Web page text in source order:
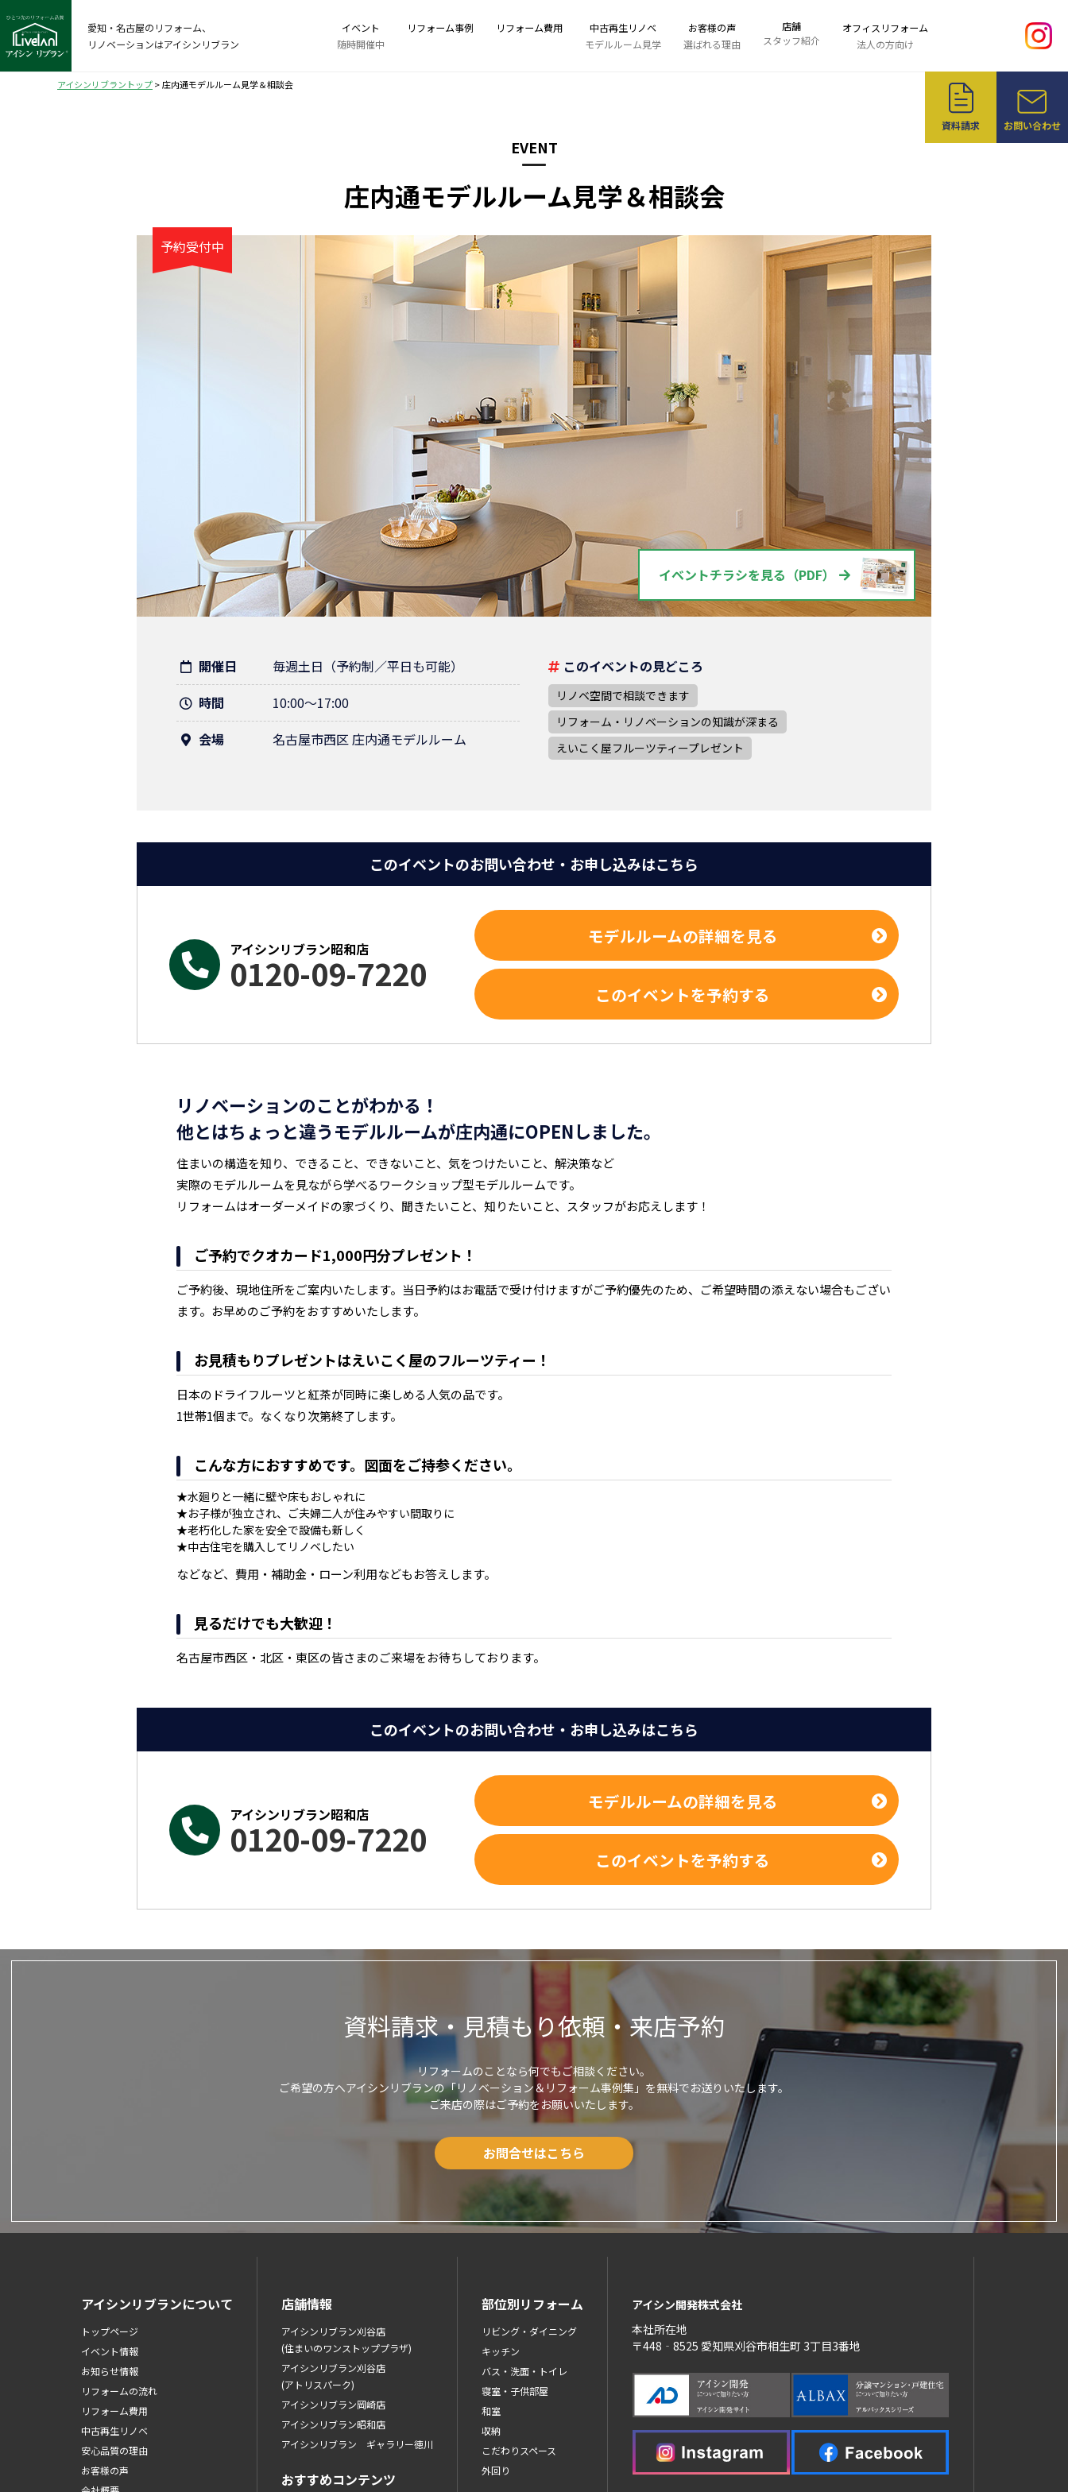
愛知・名古屋のリフォーム、
リノベーションはアイシンリブラン
イベント
随時開催中
リフォーム事例 リフォーム費用
中古再生リノベ
モデルルーム見学
お客様の声
選ばれる理由
店舗
スタッフ紹介
オフィスリフォーム
法人の方向け
資料請求 お問い合わせ
アイシンリブラントップ>庄内通モデルルーム見学＆相談会
EVENT
庄内通モデルルーム見学＆相談会
予約受付中
イベントチラシを見る（PDF）
開催日
毎週土日（予約制／平日も可能）
時間
10:00～17:00
会場
名古屋市西区 庄内通モデルルーム
このイベントの見どころ
リノベ空間で相談できます
リフォーム・リノベーションの知識が深まる
えいこく屋フルーツティープレゼント
このイベントのお問い合わせ・お申し込みはこちら
アイシンリブラン昭和店
0120-09-7220
モデルルームの詳細を見る
このイベントを予約する
リノベーションのことがわかる！
他とはちょっと違うモデルルームが庄内通にOPENしました。
住まいの構造を知り、できること、できないこと、気をつけたいこと、解決策など
実際のモデルルームを見ながら学べるワークショップ型モデルルームです。
リフォームはオーダーメイドの家づくり、聞きたいこと、知りたいこと、スタッフがお応えします！
ご予約でクオカード1,000円分プレゼント！
ご予約後、現地住所をご案内いたします。当日予約はお電話で受け付けますがご予約優先のため、ご希望時間の添えない場合もござい
ます。お早めのご予約をおすすめいたします。
お見積もりプレゼントはえいこく屋のフルーツティー！
日本のドライフルーツと紅茶が同時に楽しめる人気の品です。
1世帯1個まで。なくなり次第終了します。
こんな方におすすめです。図面をご持参ください。
★水廻りと一緒に壁や床もおしゃれに
★お子様が独立され、ご夫婦二人が住みやすい間取りに
★老朽化した家を安全で設備も新しく
★中古住宅を購入してリノベしたい
などなど、費用・補助金・ローン利用などもお答えします。
見るだけでも大歓迎！
名古屋市西区・北区・東区の皆さまのご来場をお待ちしております。
このイベントのお問い合わせ・お申し込みはこちら
アイシンリブラン昭和店
0120-09-7220
モデルルームの詳細を見る
このイベントを予約する
資料請求・見積もり依頼・来店予約
リフォームのことなら何でもご相談ください。
ご希望の方へアイシンリブランの「リノベーション＆リフォーム事例集」を無料でお送りいたします。
ご来店の際はご予約をお願いいたします。
お問合せはこちら
アイシンリブランについて
トップページ
イベント情報
お知らせ情報
リフォームの流れ
リフォーム費用
中古再生リノベ
安心品質の理由
お客様の声
店舗情報
アイシンリブラン刈谷店
(住まいのワンストッププラザ)
アイシンリブラン刈谷店
(アトリスパーク)
アイシンリブラン岡崎店
アイシンリブラン昭和店
アイシンリブラン ギャラリー徳川
おすすめコンテンツ
部位別リフォーム
リビング・ダイニング
キッチン
バス・洗面・トイレ
寝室・子供部屋
和室
収納
こだわりスペース
外回り
アイシン開発株式会社
本社所在地
〒448‐8525 愛知県刈谷市相生町 3丁目3番地